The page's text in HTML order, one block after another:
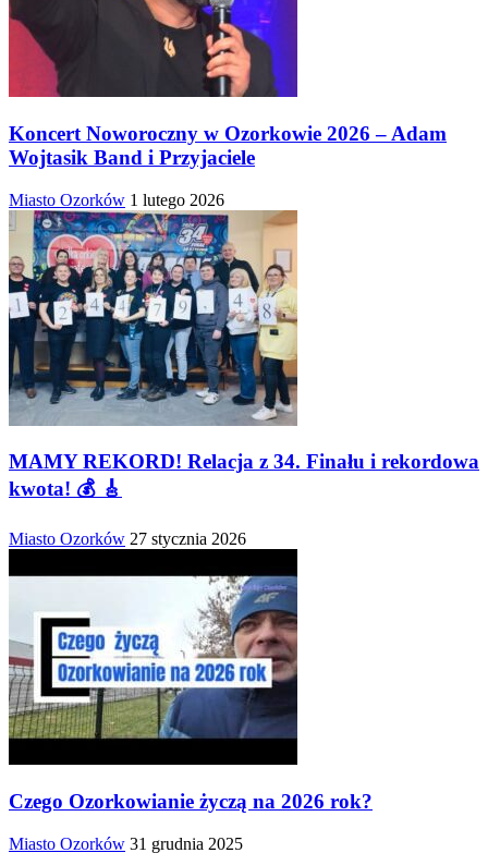
Koncert Noworoczny w Ozorkowie 2026 – Adam
Wojtasik Band i Przyjaciele
Miasto Ozorków 1 lutego 2026
MAMY REKORD! Relacja z 34. Finału i rekordowa
kwota! 💰 🎸
Miasto Ozorków 27 stycznia 2026
Czego Ozorkowianie życzą na 2026 rok?
Miasto Ozorków 31 grudnia 2025